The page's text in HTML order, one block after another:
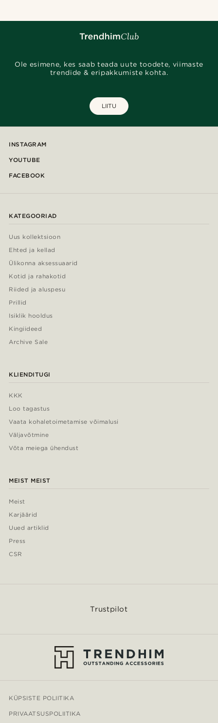
Ole esimene, kes saab teada uute toodete, viimaste
trendide & eripakkumiste kohta.
LIITU
INSTAGRAM
YOUTUBE
FACEBOOK
KATEGOORIAD
Uus kollektsioon
Ehted ja kellad
Ülikonna aksessuaarid
Kotid ja rahakotid
Riided ja aluspesu
Prillid
Isiklik hooldus
Kingiideed
Archive Sale
KLIENDITUGI
KKK
Loo tagastus
Vaata kohaletoimetamise võimalusi
Väljavõtmine
Võta meiega ühendust
MEIST MEIST
Meist
Karjäärid
Uued artiklid
Press
CSR
Trustpilot
KÜPSISTE POLIITIKA
PRIVAATSUSPOLIITIKA